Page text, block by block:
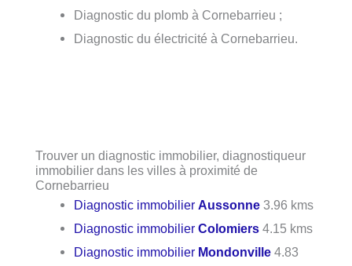
Diagnostic du plomb à Cornebarrieu ;
Diagnostic du électricité à Cornebarrieu.
Trouver un diagnostic immobilier, diagnostiqueur
immobilier dans les villes à proximité de
Cornebarrieu
Diagnostic immobilierAussonne 3.96 kms
Diagnostic immobilierColomiers 4.15 kms
Diagnostic immobilier Mondonville 4.83